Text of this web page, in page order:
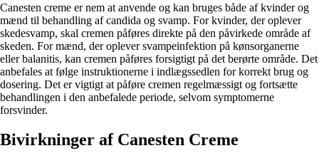
Canesten creme er nem at anvende og kan bruges både af kvinder og
mænd til behandling af candida og svamp. For kvinder, der oplever
skedesvamp, skal cremen påføres direkte på den påvirkede område af
skeden. For mænd, der oplever svampeinfektion på kønsorganerne
eller balanitis, kan cremen påføres forsigtigt på det berørte område. Det
anbefales at følge instruktionerne i indlægssedlen for korrekt brug og
dosering. Det er vigtigt at påføre cremen regelmæssigt og fortsætte
behandlingen i den anbefalede periode, selvom symptomerne
forsvinder.
Bivirkninger af Canesten Creme